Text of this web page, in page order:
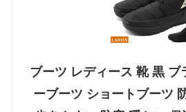
ブーツ レディース 靴 黒 ブ
ーブーツ ショートブーツ